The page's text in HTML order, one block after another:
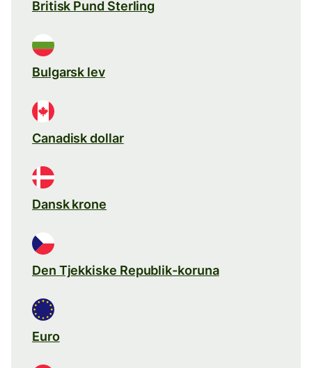
Britisk Pund Sterling
Bulgarsk lev
Canadisk dollar
Dansk krone
Den Tjekkiske Republik-koruna
Euro